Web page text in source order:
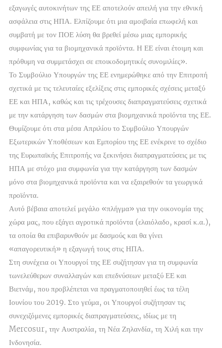
εξαγωγές αυτοκινήτων της ΕΕ αποτελούν απειλή για την εθνική
ασφάλεια στις ΗΠΑ. Ελπίζουμε ότι μια αμοιβαία επωφελή και
συμβατή με τον ΠΟΕ λύση θα βρεθεί μέσω μιας εμπορικής
συμφωνίας για τα βιομηχανικά προϊόντα. Η ΕΕ είναι έτοιμη και
πρόθυμη να συμμετάσχει σε εποικοδομητικές συνομιλίες».
Το Συμβούλιο Υπουργών της ΕΕ ενημερώθηκε από την Επιτροπή
σχετικά με τις τελευταίες εξελίξεις στις εμπορικές σχέσεις μεταξύ
ΕΕ και ΗΠΑ, καθώς και τις τρέχουσες διαπραγματεύσεις σχετικά
με την κατάργηση των δασμών στα βιομηχανικά προϊόντα της ΕΕ.
Θυμίζουμε ότι στα μέσα Απριλίου το Συμβούλιο Υπουργών
Εξωτερικών Υποθέσεων και Εμπορίου της ΕΕ ενέκρινε το σχέδιο
της Ευρωπαϊκής Επιτροπής να ξεκινήσει διαπραγματεύσεις με τις
ΗΠΑ με στόχο μια συμφωνία για την κατάργηση των δασμών
μόνο στα βιομηχανικά προϊόντα και να εξαιρεθούν τα γεωργικά
προϊόντα.
Αυτό βέβαια αποτελεί μεγάλο «πλήγμα» για την οικονομία της
χώρα μας, που εξάγει αγροτικά προϊόντα (ελαιόλαδο, κρασί κ.α.),
τα οποία θα επιβαρυνθούν με δασμούς και θα γίνει
«απαγορευτική» η εξαγωγή τους στις ΗΠΑ.
Στη συνέχεια οι Υπουργοί της ΕΕ συζήτησαν για τη συμφωνία
τωνελεύθερων συναλλαγών και επεδνύσεων μεταξύ ΕΕ και
Βιετνάμ, που προβλέπεται να πραγματοποιηθεί έως τα τέλη
Ιουνίου του 2019. Στο γεύμα, οι Υπουργοί συζήτησαν τις
συνεχιζόμενες εμπορικές διαπραγματεύσεις, ιδίως με τη
Mercosur, την Αυστραλία, τη Νέα Ζηλανδία, τη Χιλή και την
Ινδονησία.